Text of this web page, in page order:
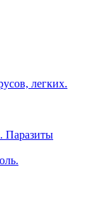
легких.
Паразиты